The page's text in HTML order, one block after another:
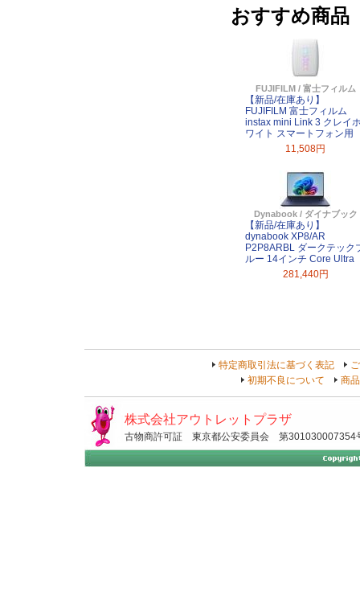
おすすめ商品
FUJIFILM / 富士フィルム
【新品/在庫あり】
FUJIFILM 富士フィルム
instax mini Link 3 クレイ
ワイト スマートフォン用
11,508円
Dynabook / ダイナブック
【新品/在庫あり】
dynabook XP8/AR
P2P8ARBL ダークテック
ルー 14インチ Core Ultra
281,440円
特定商取引法に基づく表記
初期不良について
商
株式会社アウトレットプラザ
古物商許可証 東京都公安委員会 第301030007354